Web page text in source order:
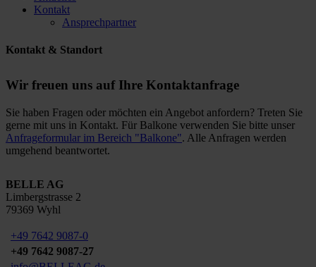
Kontakt
Ansprechpartner
Kontakt & Standort
Wir freuen uns auf Ihre Kontaktanfrage
Sie haben Fragen oder möchten ein Angebot anfordern? Treten Sie
gerne mit uns in Kontakt. Für Balkone verwenden Sie bitte unser
Anfrageformular im Bereich "Balkone". Alle Anfragen werden
umgehend beantwortet.
BELLE AG
Limbergstrasse 2
79369 Wyhl
+49 7642 9087-0
+49 7642 9087-27